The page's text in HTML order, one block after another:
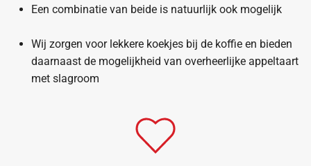
Een combinatie van beide is natuurlijk ook mogelijk
Wij zorgen voor lekkere koekjes bij de koffie en bieden
daarnaast de mogelijkheid van overheerlijke appeltaart
met slagroom